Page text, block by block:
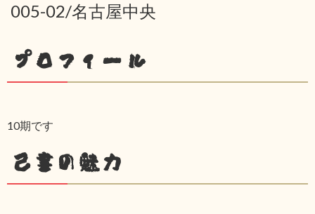
005-02/名古屋中央
プロフィール
10期です
己書の魅力